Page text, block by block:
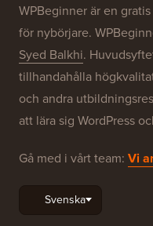
WPBeginner är en
för nybörjare.
Syed Balkhi.
tillhandahålla
och andra
att lära sig WordPress
Gå med i vårt team: Vi